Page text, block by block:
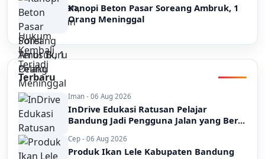
Kanopi Beton Pasar Soreang Ambruk, 1
Orang Meninggal
Terbaru
Iman - 06 Aug 2026
InDrive Edukasi Ratusan Pelajar
Bandung Jadi Pengguna Jalan yang Ber...
Cep - 06 Aug 2026
Produk Ikan Lele Kabupaten Bandung